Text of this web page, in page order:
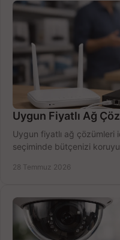
Uygun Fiyatlı Ağ
Uygun fiyatlı ağ çözümleri
seçiminde bütçenizi
28 Temmuz 2026